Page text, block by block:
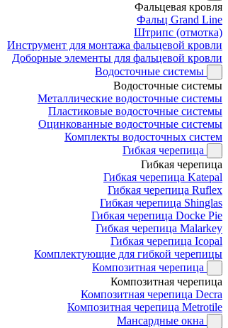
Фальцевая кровля
Фальц Grand Line
Штрипс (отмотка)
Инструмент для монтажа фальцевой кровли
Доборные элементы для фальцевой кровли
Водосточные системы
Водосточные системы
Металлические водосточные системы
Пластиковые водосточные системы
Оцинкованные водосточные системы
Комплекты водосточных систем
Гибкая черепица
Гибкая черепица
Гибкая черепица Katepal
Гибкая черепица Ruflex
Гибкая черепица Shinglas
Гибкая черепица Docke Pie
Гибкая черепица Malarkey
Гибкая черепица Icopal
Комплектующие для гибкой черепицы
Композитная черепица
Композитная черепица
Композитная черепица Decra
Композитная черепица Metrotile
Мансардные окна